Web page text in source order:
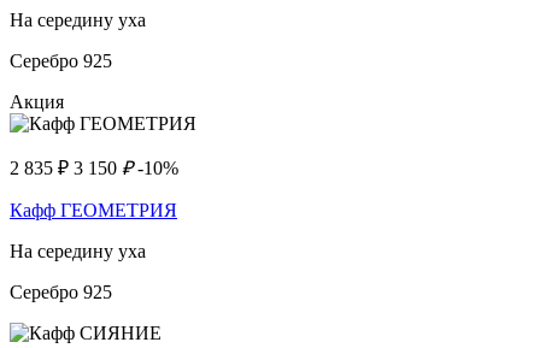
На середину уха
Серебро 925
Акция
2 835 ₽ 3 150 ₽ -10%
Кафф ГЕОМЕТРИЯ
На середину уха
Серебро 925